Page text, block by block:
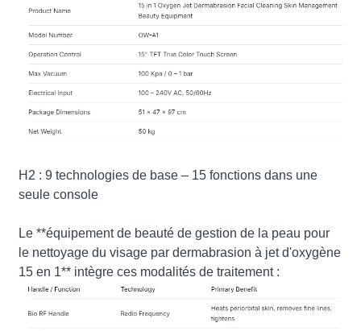
H2 : 9 technologies de base – 15 fonctions dans une
seule console
Le **équipement de beauté de gestion de la peau pour
le nettoyage du visage par dermabrasion à jet d'oxygène
15 en 1** intègre ces modalités de traitement :